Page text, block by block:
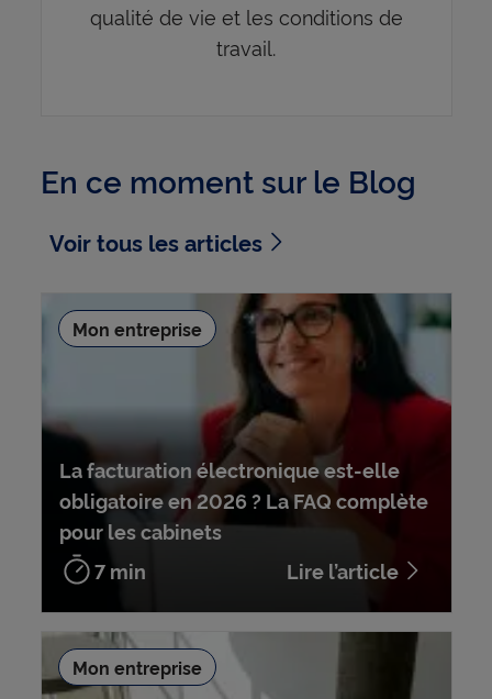
qualité de vie et les conditions de
travail.
En ce moment sur le Blog
Voir tous les articles
La facturation électronique est-elle
obligatoire en 2026 ? La FAQ complète
pour les cabinets
7 min
Lire l’article
Mon entreprise
Mon entreprise